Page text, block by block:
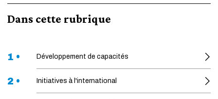
Dans cette rubrique
1 • Développement de capacités
2 • Initiatives à l'international